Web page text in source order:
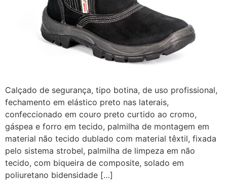
Calçado de segurança, tipo botina, de uso profissional,
fechamento em elástico preto nas laterais,
confeccionado em couro preto curtido ao cromo,
gáspea e forro em tecido, palmilha de montagem em
material não tecido dublado com material têxtil, fixada
pelo sistema strobel, palmilha de limpeza em não
tecido, com biqueira de composite, solado em
poliuretano bidensidade […]